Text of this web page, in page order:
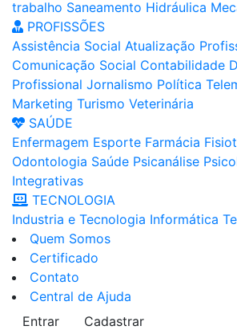
trabalho Saneamento Hidráulica
PROFISSÕES
Assistência Social Atualização
Comunicação Social Contabilidade
Profissional Jornalismo Política
Marketing Turismo Veterinária
SAÚDE
Enfermagem Esporte Farmácia
Odontologia Saúde Psicanálise
Integrativas
TECNOLOGIA
Industria e Tecnologia Informática
Quem Somos
Certificado
Contato
Central de Ajuda
Entrar
Cadastrar